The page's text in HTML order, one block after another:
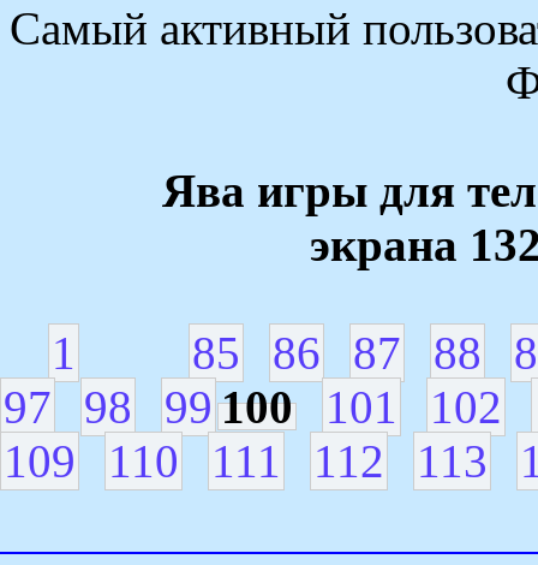
Самый активный
Ява игры для
экрана
1 85 86 87 88
97
98 99 100 101 102
109
110 111 112 113